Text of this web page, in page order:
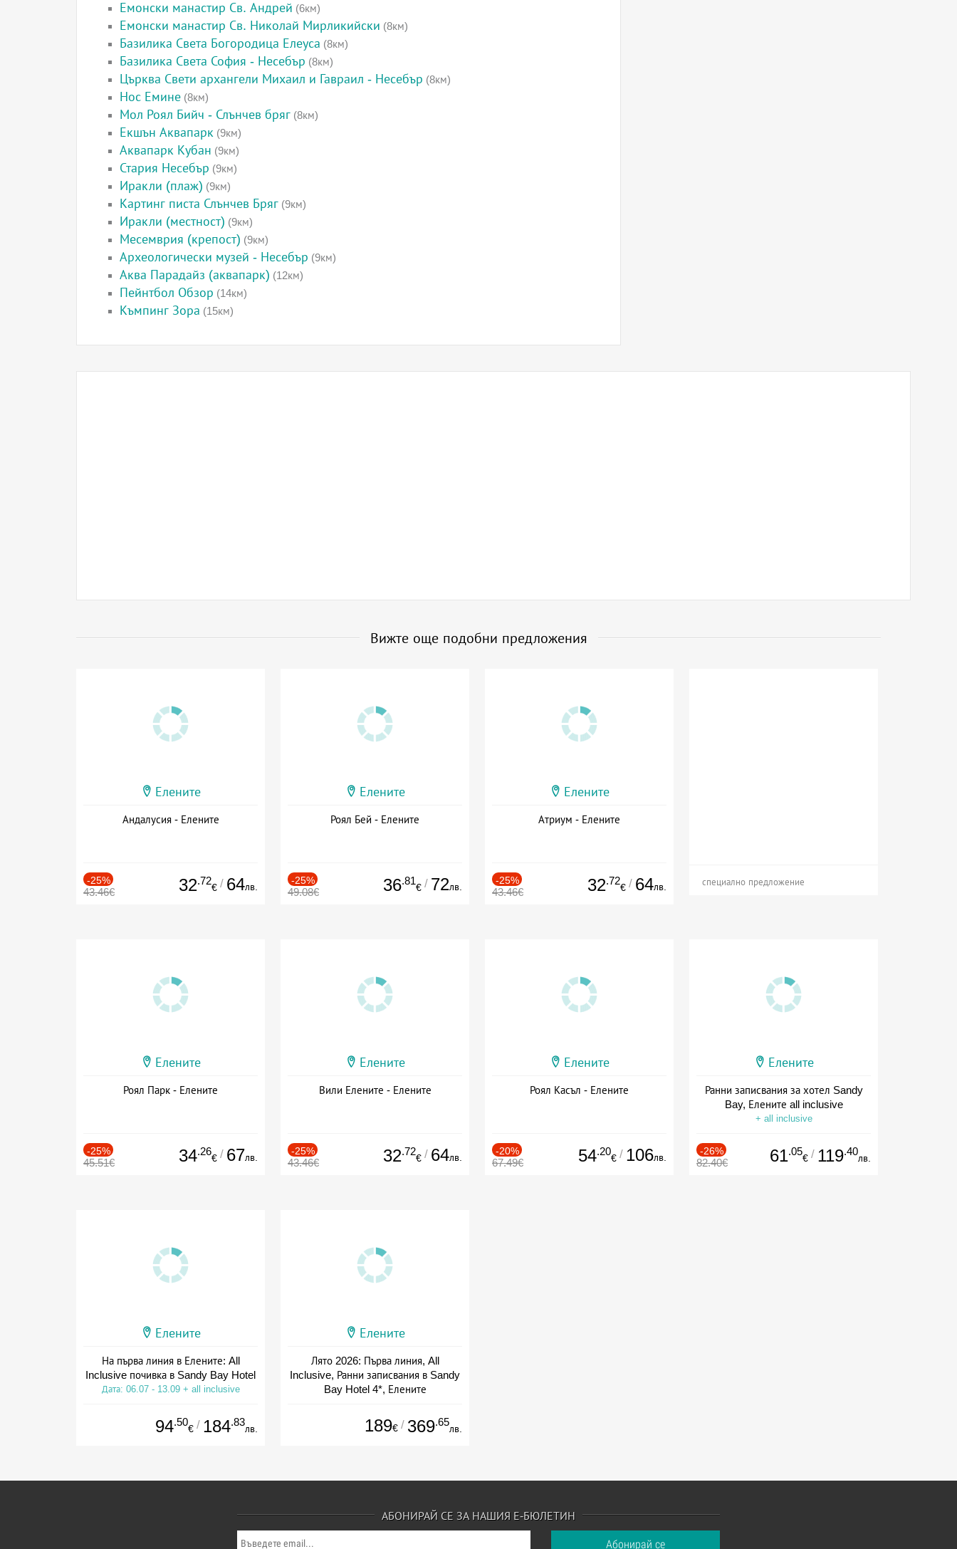
Емонски манастир Св. Андрей (6км)
Емонски манастир Св. Николай Мирликийски (8км)
Базилика Света Богородица Елеуса (8км)
Базилика Света София - Несебър (8км)
Църква Свети архангели Михаил и Гавраил - Несебър (8км)
Нос Емине (8км)
Мол Роял Бийч - Слънчев бряг (8км)
Екшън Аквапарк (9км)
Аквапарк Кубан (9км)
Стария Несебър (9км)
Иракли (плаж) (9км)
Картинг писта Слънчев Бряг (9км)
Иракли (местност) (9км)
Месемврия (крепост) (9км)
Археологически музей - Несебър (9км)
Аква Парадайз (аквапарк) (12км)
Пейнтбол Обзор (14км)
Къмпинг Зора (15км)
Вижте още подобни предложения
Елените
Андалусия - Елените
-25%
43.46€ 32.72
€ / 64лв.
Елените
Роял Бей - Елените
-25%
49.08€ 36.81
€ / 72лв.
Елените
Атриум - Елените
-25%
43.46€ 32.72
€ / 64лв. специално предложение
Елените
Роял Парк - Елените
-25%
45.51€ 34.26
€ / 67лв.
Елените
Вили Елените - Елените
-25%
43.46€ 32.72
€ / 64лв.
Елените
Роял Касъл - Елените
-20%
67.49€ 54.20
€ / 106лв.
Елените
Ранни записвания за хотел Sandy
Bay, Елените all inclusive
+ all inclusive
-26%
82.40€ 61.05
€ / 119.40
лв.
Елените
На първа линия в Елените: All
Inclusive почивка в Sandy Bay Hotel
Дата: 06.07 - 13.09 + all inclusive
94.50
€ / 184.83
лв.
Елените
Лято 2026: Първа линия, All
Inclusive, Ранни записвания в Sandy
Bay Hotel 4*, Елените
189€ / 369.65
лв.
АБОНИРАЙ СЕ ЗА НАШИЯ Е-БЮЛЕТИН